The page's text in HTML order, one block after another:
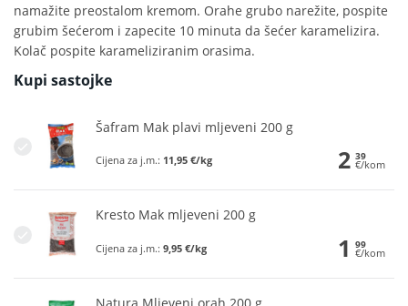
namažite preostalom kremom. Orahe grubo narežite, pospite
grubim šećerom i zapecite 10 minuta da šećer karamelizira.
Kolač pospite karameliziranim orasima.
Kupi sastojke
Šafram Mak plavi mljeveni 200 g
Cijena za j.m.: 11,95 €/kg 2 39
€/kom
Kresto Mak mljeveni 200 g
Cijena za j.m.: 9,95 €/kg 1 99
€/kom